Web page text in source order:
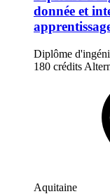
donnée et
Diplôme
180 crédits
Aquitaine